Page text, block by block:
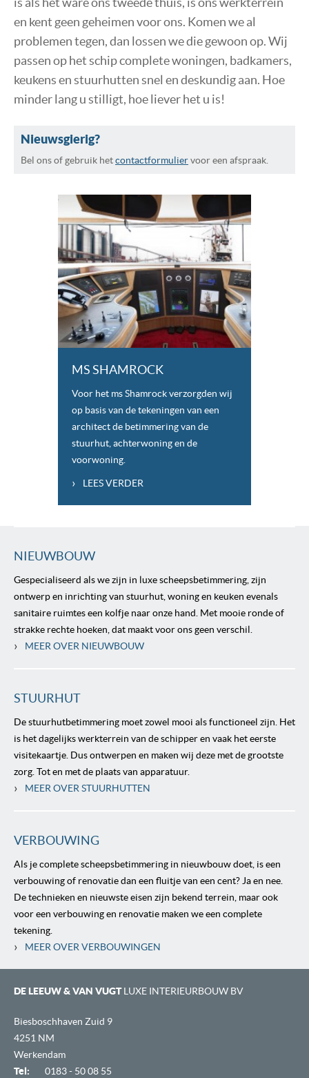
en kent geen geheimen voor ons. Komen we al
problemen tegen, dan lossen we die gewoon op. Wij
passen op het schip complete woningen, badkamers,
keukens en stuurhutten snel en deskundig aan. Hoe
minder lang u stilligt, hoe liever het u is!
Nieuwsgierig?
Bel ons of gebruik hetcontactformuliervoor een afspraak.
MS SHAMROCK
Voor het ms Shamrock verzorgden wij
op basis van de tekeningen van een
architect de betimmering van de
stuurhut, achterwoning en de
voorwoning.
› LEES VERDER
NIEUWBOUW
Gespecialiseerd als we zijn in luxe scheepsbetimmering, zijn
ontwerp en inrichting van stuurhut, woning en keuken evenals
sanitaire ruimtes een kolfje naar onze hand. Met mooie ronde of
strakke rechte hoeken, dat maakt voor ons geen verschil.
› MEER OVER NIEUWBOUW
STUURHUT
De stuurhutbetimmering moet zowel mooi als functioneel zijn. Het
is het dagelijks werkterrein van de schipper en vaak het eerste
visitekaartje. Dus ontwerpen en maken wij deze met de grootste
zorg. Tot en met de plaats van apparatuur.
› MEER OVER STUURHUTTEN
VERBOUWING
Als je complete scheepsbetimmering in nieuwbouw doet, is een
verbouwing of renovatie dan een fluitje van een cent? Ja en nee.
De technieken en nieuwste eisen zijn bekend terrein, maar ook
voor een verbouwing en renovatie maken we een complete
tekening.
› MEER OVER VERBOUWINGEN
DE LEEUW & VAN VUGTLUXE INTERIEURBOUW BV
Biesboschhaven Zuid 9
4251 NM
Werkendam
Tel:
0183 - 50 08 55